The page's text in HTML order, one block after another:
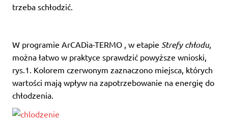
trzeba schłodzić.
W programie ArCADia-TERMO , w etapie Strefy chłodu,
można łatwo w praktyce sprawdzić powyższe wnioski,
rys.1. Kolorem czerwonym zaznaczono miejsca, których
wartości mają wpływ na zapotrzebowanie na energię do
chłodzenia.